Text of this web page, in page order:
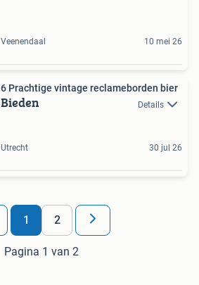
Veenendaal 10 mei 26
6 Prachtige vintage reclameborden bier
Bieden Details
Utrecht 30 jul 26
1 2
Pagina 1 van 2